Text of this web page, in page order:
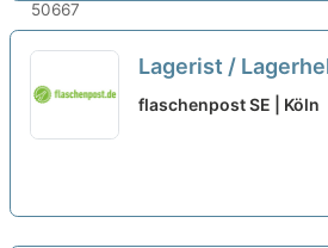
Lagerist /
flaschenpost SE | Köln